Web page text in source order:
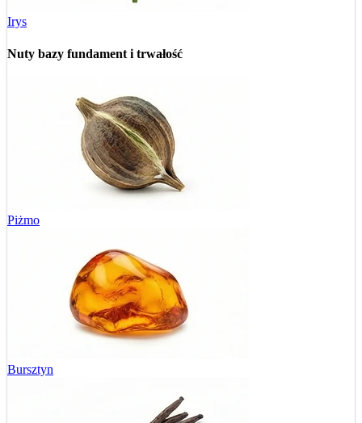
Irys
Nuty bazy fundament i trwałość
Piżmo
Bursztyn